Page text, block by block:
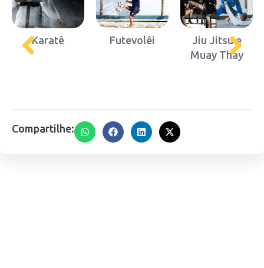
Karatê Futevolêi
Jiu Jitsu e
Muay Thay
Compartilhe: